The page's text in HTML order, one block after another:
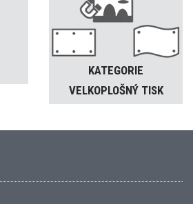
KATEGORIE
VELKOPLOŠNÝ TISK